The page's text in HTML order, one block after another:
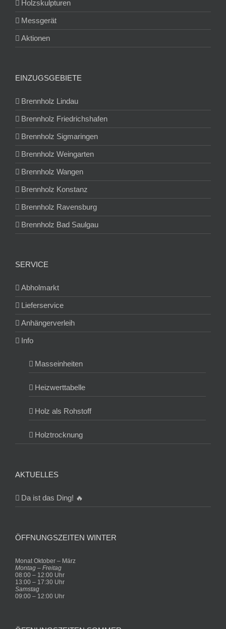
Holzskulpturen
Messgerät
Aktionen
EINZUGSGEBIETE
Brennholz Lindau
Brennholz Friedrichshafen
Brennholz Sigmaringen
Brennholz Weingarten
Brennholz Wangen
Brennholz Konstanz
Brennholz Ravensburg
Brennholz Bad Saulgau
SERVICE
Abholmarkt
Lieferservice
Anhängerverleih
Info
Masseinheiten
Heizwerttabelle
Holz als Rohstoff
Holztrocknung
AKTUELLES
Da ist das Ding! 🔥
ÖFFNUNGSZEITEN WINTER
Monat Oktober – März
Montag – Freitag
08:00 – 12:00 Uhr
13:00 – 17:30 Uhr
Samstag
09:00 – 12:00 Uhr